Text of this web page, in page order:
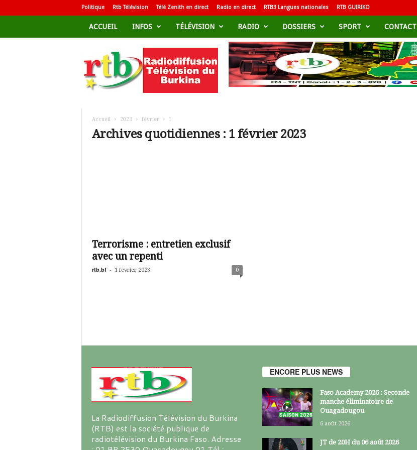
Politique Rtb Télévision Télé Zenith en direct Radio en direct RTB3 Langues nationales RTB GUIRIKO
ACCUEIL INFOS TÉLÉVISION RADIO DOSSIERS SPORT CONTACT
d
i
Accueil 2023 février 1
Archives quotidiennes : 1 février 2023
Terrorisme : entretien exclusif
avec un repenti
rtb.bf - 1 février 2023 0
La Radiodiffusion Télévision du Burkina
(RTB) est la société publique de
radiotélévision du Burkina Faso. Adresse
ENCORE PLUS NEWS
Faso Academy 2026 : Seconde
manche éliminatoire de
Ouagadougou
6 août 2026
JT de 20H du 06 août 2026